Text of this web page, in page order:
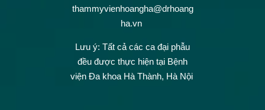
thammyvienhoangha@drhoang
ha.vn
Lưu ý: Tất cả các ca đại phẫu
đều được thực hiện tại Bệnh
viện Đa khoa Hà Thành, Hà Nội